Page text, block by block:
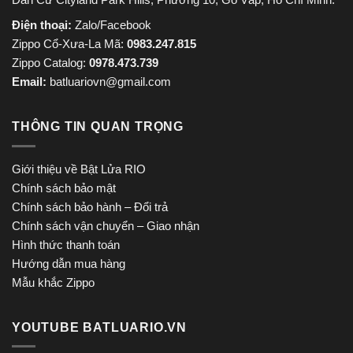
Điện thoại: Zalo/Facebook
Zippo Cổ-Xưa-La Mã: 0983.247.815
Zippo Catalog: 0978.473.739
Email: batluariovn@gmail.com
THÔNG TIN QUAN TRỌNG
Giới thiệu về Bật Lửa RIO
Chính sách bảo mật
Chính sách bảo hành – Đổi trả
Chính sách vận chuyển – Giao nhận
Hình thức thanh toán
Hướng dẫn mua hàng
Mẫu khắc Zippo
YOUTUBE BATLUARIO.VN